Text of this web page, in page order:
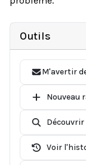
Outils
M'avertir
Nouveau
Découvrir
Voir